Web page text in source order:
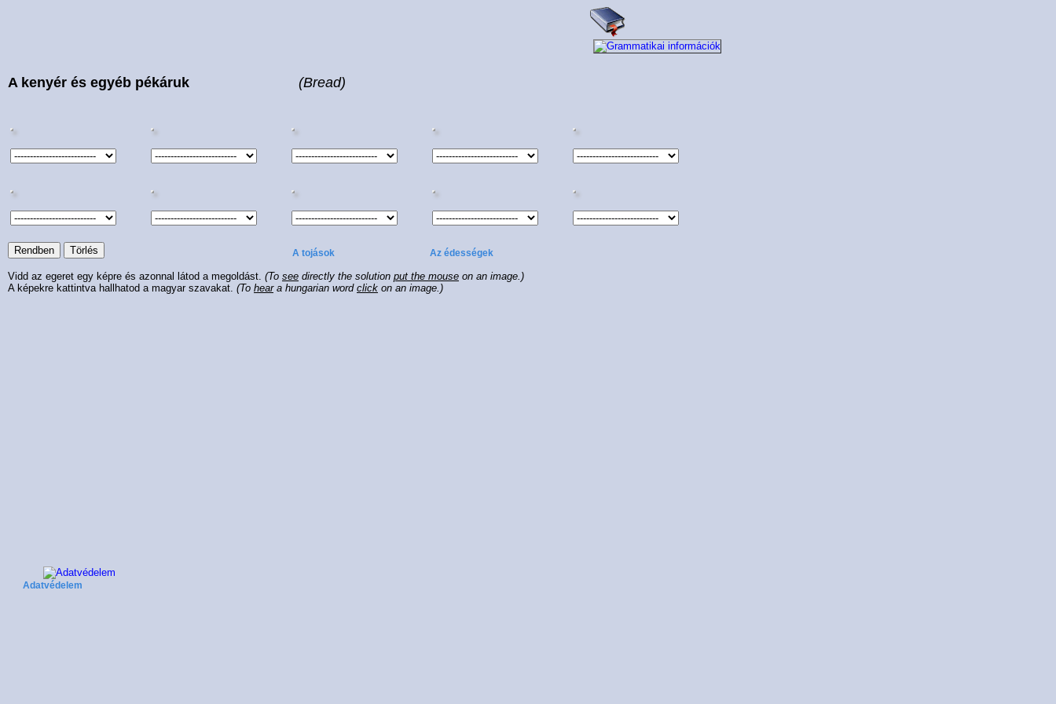
A kenyér és egyéb pékáruk (Bread)
A tojások Az édességek
Vidd az egeret egy képre és azonnal látod a megoldást. (To see directly the solution put the mouse on an image.)
A képekre kattintva hallhatod a magyar szavakat. (To heara hungarian word click on an image.)
Adatvédelem